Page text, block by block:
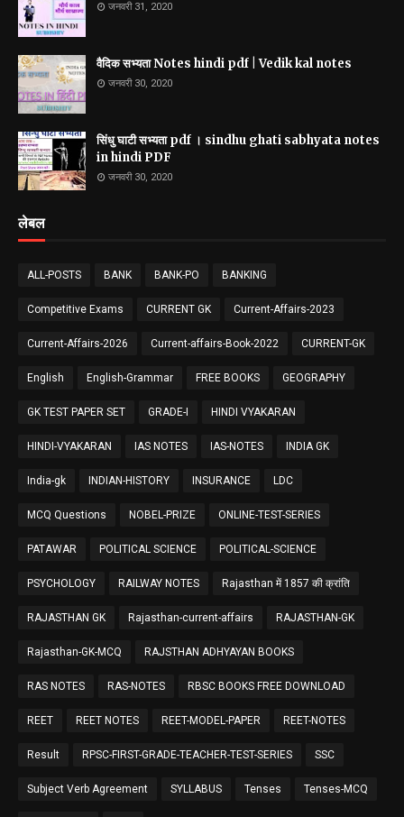
जनवरी 31, 2020
वैदिक सभ्यता Notes hindi pdf | Vedik kal notes
जनवरी 30, 2020
सिंधु घाटी सभ्यता pdf । sindhu ghati sabhyata notes
in hindi PDF
जनवरी 30, 2020
लेबल
ALL-POSTS BANK BANK-PO BANKING
Competitive Exams CURRENT GK Current-Affairs-2023
Current-Affairs-2026 Current-affairs-Book-2022 CURRENT-GK
English English-Grammar FREE BOOKS GEOGRAPHY
GK TEST PAPER SET GRADE-I HINDI VYAKARAN
HINDI-VYAKARAN IAS NOTES IAS-NOTES INDIA GK
India-gk INDIAN-HISTORY INSURANCE LDC
MCQ Questions NOBEL-PRIZE ONLINE-TEST-SERIES
PATAWAR POLITICAL SCIENCE POLITICAL-SCIENCE
PSYCHOLOGY RAILWAY NOTES Rajasthan में 1857 की क्रांति
RAJASTHAN GK Rajasthan-current-affairs RAJASTHAN-GK
Rajasthan-GK-MCQ RAJSTHAN ADHYAYAN BOOKS
RAS NOTES RAS-NOTES RBSC BOOKS FREE DOWNLOAD
REET REET NOTES REET-MODEL-PAPER REET-NOTES
Result RPSC-FIRST-GRADE-TEACHER-TEST-SERIES SSC
Subject Verb Agreement SYLLABUS Tenses Tenses-MCQ